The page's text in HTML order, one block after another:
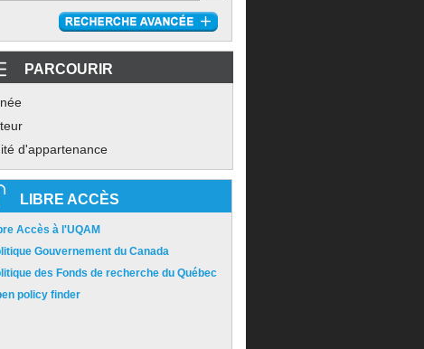
PARCOURIR
d'appartenance
LIBRE ACCÈS
Accès à l'UQAM
Gouvernement du Canada
des Fonds de recherche du Québec
policy finder